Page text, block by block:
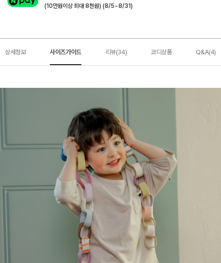
(10만원이상 최대 8천원) (8/5~8/31)
상세정보 사이즈가이드 리뷰(34) 코디상품 Q&A(4)